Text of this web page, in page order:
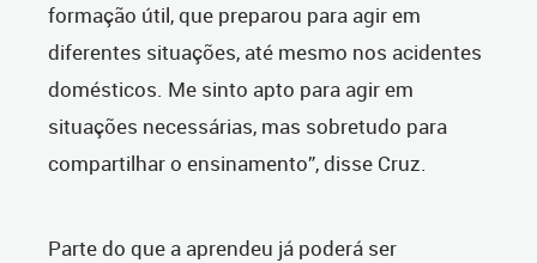
formação útil, que preparou para agir em
diferentes situações, até mesmo nos acidentes
domésticos. Me sinto apto para agir em
situações necessárias, mas sobretudo para
compartilhar o ensinamento”, disse Cruz.
Parte do que a aprendeu já poderá ser